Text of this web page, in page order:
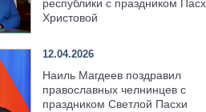
республики с праздником
Христовой
12.04.2026
Наиль Магдеев поздравил
православных челнинцев с
праздником Светлой Пасхи